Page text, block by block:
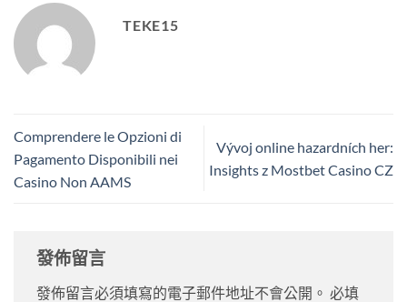
TEKE15
Comprendere le Opzioni di
Pagamento Disponibili nei
Casino Non AAMS
Vývoj online hazardních her:
Insights z Mostbet Casino CZ
發佈留言
發佈留言必須填寫的電子郵件地址不會公開。 必填